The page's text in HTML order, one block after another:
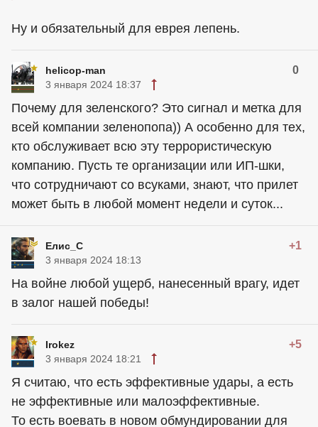
Ну и обязательный для еврея лепень.
helicop-man 0
3 января 2024 18:37
Почему для зеленского? Это сигнал и метка для
всей компании зеленопопа)) А особенно для тех,
кто обслуживает всю эту террористическую
компанию. Пусть те организации или ИП-шки,
что сотрудничают со всуками, знают, что прилет
может быть в любой момент недели и суток...
Елис_С +1
3 января 2024 18:13
На войне любой ущерб, нанесенный врагу, идет
в залог нашей победы!
Irokez +5
3 января 2024 18:21
Я считаю, что есть эффективные удары, а есть
не эффективные или малоэффективные.
То есть воевать в новом обмундировании для